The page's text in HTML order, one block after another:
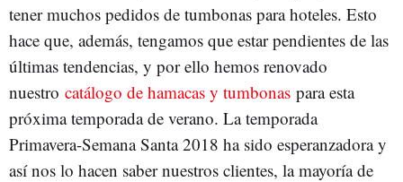
tener muchos pedidos de tumbonas para hoteles. Esto
hace que, además, tengamos que estar pendientes de las
últimas tendencias, y por ello hemos renovado
nuestro catálogo de hamacas y tumbonas para esta
próxima temporada de verano. La temporada
Primavera-Semana Santa 2018 ha sido esperanzadora y
así nos lo hacen saber nuestros clientes, la mayoría de